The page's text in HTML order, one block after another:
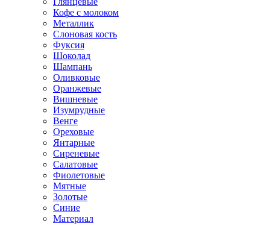
Кофе с молоком
Металлик
Слоновая кость
Фуксия
Шоколад
Шампань
Оливковые
Оранжевые
Вишневые
Изумрудные
Венге
Ореховые
Янтарные
Сиреневые
Салатовые
Фиолетовые
Мятные
Золотые
Синие
Материал